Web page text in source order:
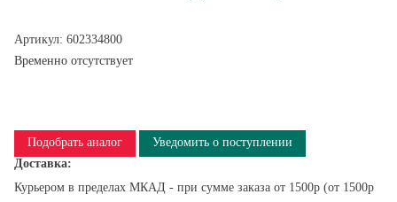
Артикул: 602334800
Временно отсутствует
Подобрать аналог
Уведомить о поступлении
Доставка:
Курьером в пределах МКАД - при сумме заказа от 1500р (от 1500р